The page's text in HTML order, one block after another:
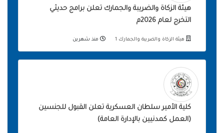
هيئة الزكاة والضريبة والجمارك تعلن برامج حديثي
التخرج لعام 2026م
هيئة الزكاة والضريبة والجمارك 1 منذ شهرين
كلية الأمير سلطان العسكرية تعلن القبول للجنسين
(العمل كمدنيين بالإدارة العامة)